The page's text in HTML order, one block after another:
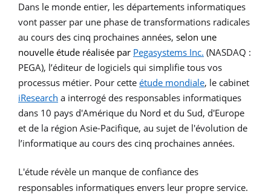
Dans le monde entier, les départements informatiques
vont passer par une phase de transformations radicales
au cours des cinq prochaines années, selon une
nouvelle étude réalisée par Pegasystems Inc. (NASDAQ :
PEGA), l’éditeur de logiciels qui simplifie tous vos
processus métier. Pour cette étude mondiale, le cabinet
iResearch a interrogé des responsables informatiques
dans 10 pays d'Amérique du Nord et du Sud, d'Europe
et de la région Asie-Pacifique, au sujet de l'évolution de
l’informatique au cours des cinq prochaines années.
L'étude révèle un manque de confiance des
responsables informatiques envers leur propre service.